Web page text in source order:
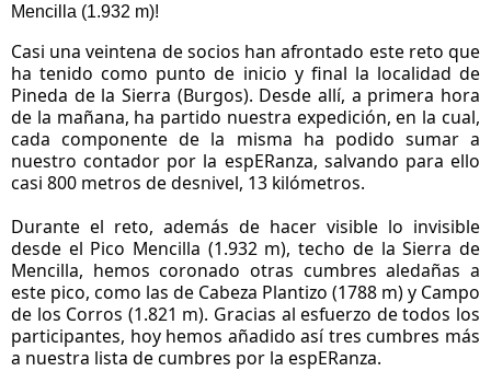
Mencilla (1.932 m)!
Casi una veintena de socios han afrontado este reto que
ha tenido como punto de inicio y final la localidad de
Pineda de la Sierra (Burgos). Desde allí, a primera hora
de la mañana, ha partido nuestra expedición, en la cual,
cada componente de la misma ha podido sumar a
nuestro contador por la espERanza, salvando para ello
casi 800 metros de desnivel, 13 kilómetros.
Durante el reto, además de hacer visible lo invisible
desde el Pico Mencilla (1.932 m), techo de la Sierra de
Mencilla, hemos coronado otras cumbres aledañas a
este pico, como las de Cabeza Plantizo (1788 m) y Campo
de los Corros (1.821 m). Gracias al esfuerzo de todos los
participantes, hoy hemos añadido así tres cumbres más
a nuestra lista de cumbres por la espERanza.